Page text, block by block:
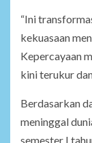
“Ini
kekuasaan
Kepercayaan
kini terukur
Berdasarkan
meninggal
semester I